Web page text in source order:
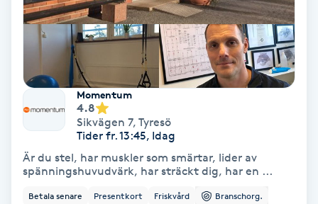
Fillers
Fotmassage
Fotsvamp
Momentum
4.8
Sikvägen 7, Tyresö
Tider fr. 13:45, Idag
Är du stel, har muskler som smärtar, lider av
spänningshuvudvärk, har sträckt dig, har en ...
Betala senare Presentkort Friskvård Branschorg.